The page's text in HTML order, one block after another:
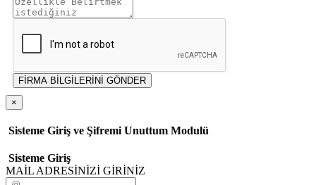
FİRMA BİLGİLERİNİ GÖNDER
×
Sisteme Giriş ve Şifremi Unuttum Modulü
Sisteme Giriş
MAİL ADRESİNİZİ GİRİNİZ